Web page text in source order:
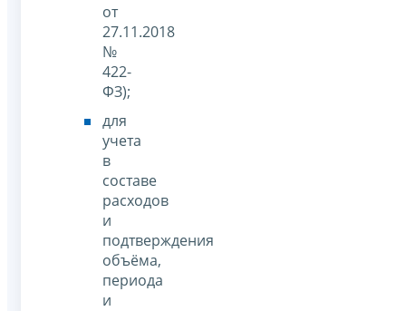
от
27.11.2018
№
422-
ФЗ);
для
учета
в
составе
расходов
и
подтверждения
объёма,
периода
и